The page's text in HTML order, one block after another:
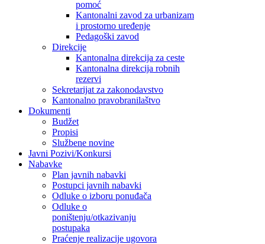
pomoć
Kantonalni zavod za urbanizam
i prostorno uređenje
Pedagoški zavod
Direkcije
Kantonalna direkcija za ceste
Kantonalna direkcija robnih
rezervi
Sekretarijat za zakonodavstvo
Kantonalno pravobranilaštvo
Dokumenti
Budžet
Propisi
Službene novine
Javni Pozivi/Konkursi
Nabavke
Plan javnih nabavki
Postupci javnih nabavki
Odluke o izboru ponuđača
Odluke o
poništenju/otkazivanju
postupaka
Praćenje realizacije ugovora